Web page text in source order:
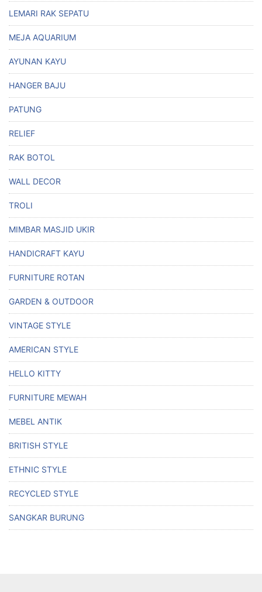
LEMARI RAK SEPATU
MEJA AQUARIUM
AYUNAN KAYU
HANGER BAJU
PATUNG
RELIEF
RAK BOTOL
WALL DECOR
TROLI
MIMBAR MASJID UKIR
HANDICRAFT KAYU
FURNITURE ROTAN
GARDEN & OUTDOOR
VINTAGE STYLE
AMERICAN STYLE
HELLO KITTY
FURNITURE MEWAH
MEBEL ANTIK
BRITISH STYLE
ETHNIC STYLE
RECYCLED STYLE
SANGKAR BURUNG